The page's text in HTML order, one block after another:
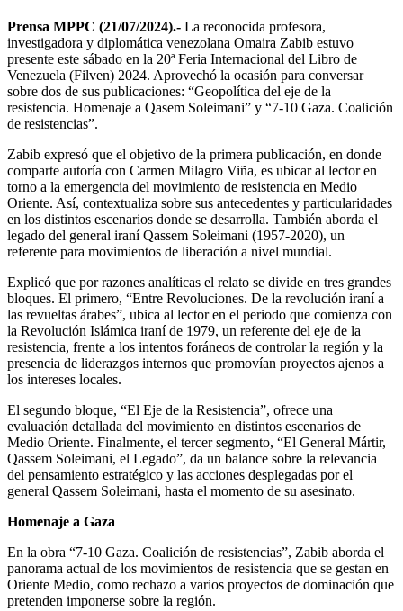
Prensa MPPC (21/07/2024).- La reconocida profesora,
investigadora y diplomática venezolana Omaira Zabib estuvo
presente este sábado en la 20ª Feria Internacional del Libro de
Venezuela (Filven) 2024. Aprovechó la ocasión para conversar
sobre dos de sus publicaciones: “Geopolítica del eje de la
resistencia. Homenaje a Qasem Soleimani” y “7-10 Gaza. Coalición
de resistencias”.
Zabib expresó que el objetivo de la primera publicación, en donde
comparte autoría con Carmen Milagro Viña, es ubicar al lector en
torno a la emergencia del movimiento de resistencia en Medio
Oriente. Así, contextualiza sobre sus antecedentes y particularidades
en los distintos escenarios donde se desarrolla. También aborda el
legado del general iraní Qassem Soleimani (1957-2020), un
referente para movimientos de liberación a nivel mundial.
Explicó que por razones analíticas el relato se divide en tres grandes
bloques. El primero, “Entre Revoluciones. De la revolución iraní a
las revueltas árabes”, ubica al lector en el periodo que comienza con
la Revolución Islámica iraní de 1979, un referente del eje de la
resistencia, frente a los intentos foráneos de controlar la región y la
presencia de liderazgos internos que promovían proyectos ajenos a
los intereses locales.
El segundo bloque, “El Eje de la Resistencia”, ofrece una
evaluación detallada del movimiento en distintos escenarios de
Medio Oriente. Finalmente, el tercer segmento, “El General Mártir,
Qassem Soleimani, el Legado”, da un balance sobre la relevancia
del pensamiento estratégico y las acciones desplegadas por el
general Qassem Soleimani, hasta el momento de su asesinato.
Homenaje a Gaza
En la obra “7-10 Gaza. Coalición de resistencias”, Zabib aborda el
panorama actual de los movimientos de resistencia que se gestan en
Oriente Medio, como rechazo a varios proyectos de dominación que
pretenden imponerse sobre la región.